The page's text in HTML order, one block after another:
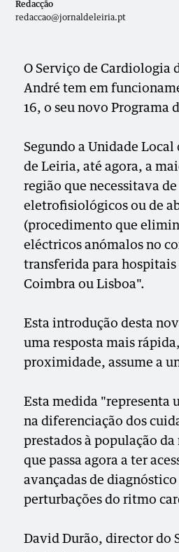
Redacção
redaccao@jornaldeleiria.pt
O Serviço de Cardiologia
André tem em
16, o seu novo Programa
Segundo a Unidade Local
de Leiria, até agora, a
região que necessitava
eletrofisiológicos ou de
(procedimento que
eléctricos anómalos no
transferida para hospitais
Coimbra ou Lisboa".
Esta introdução desta
uma resposta mais
proximidade, assume a
Esta medida "representa
na diferenciação dos
prestados à população
que passa agora a ter
avançadas de
perturbações do ritmo
David Durão, director do